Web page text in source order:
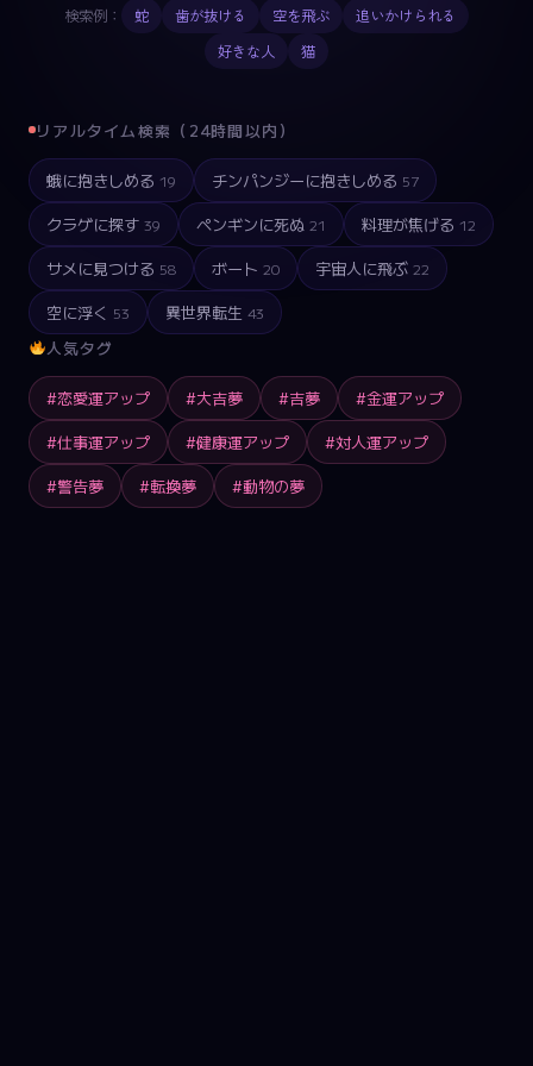
検索例： 蛇 歯が抜ける 空を飛ぶ
追いかけられる
好きな人
猫
リアルタイム検索（24時間以内）
蛾に抱きしめる 20 チンパンジーに抱きしめる 41
クラゲに探す 11 ペンギンに死ぬ 20 料理が焦げる 49
サメに見つける 32 ボート 50 宇宙人に飛ぶ 35
空に浮く 56 異世界転生 29
人気タグ
#恋愛運アップ #大吉夢 #吉夢
#金運アップ
#仕事運アップ
#健康運アップ
#対人運アップ
#警告夢
#転換夢 #動物の夢